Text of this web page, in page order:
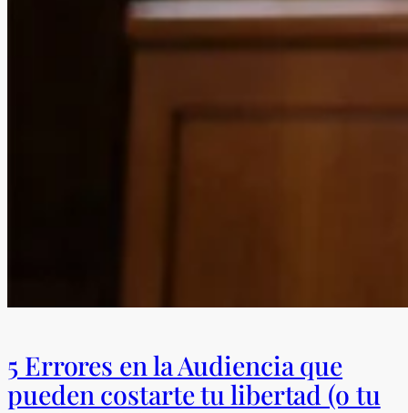
5 Errores en la Audiencia que
pueden costarte tu libertad (o tu